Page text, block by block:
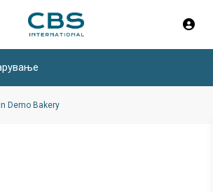
Demo Bakery